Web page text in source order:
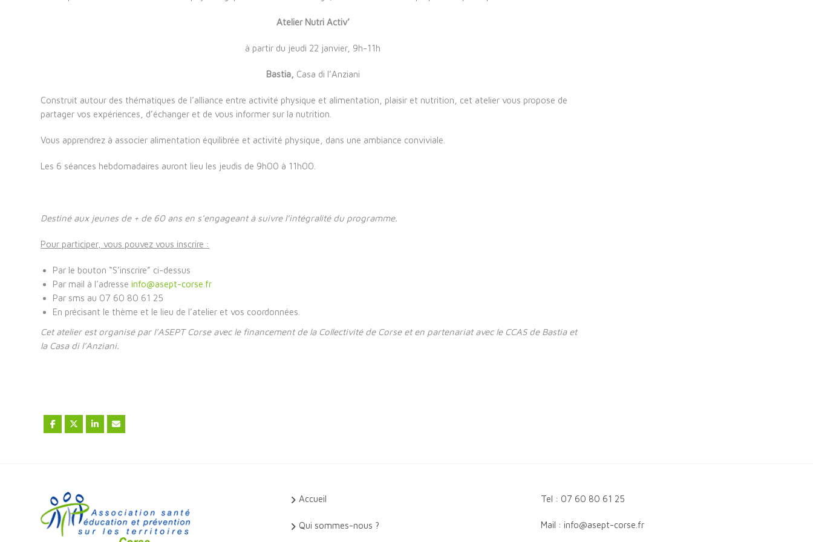
Atelier Nutri Activ’
à partir du jeudi 22 janvier, 9h-11h
Bastia, Casa di l’Anziani
Construit autour des thématiques de l’alliance entre activité physique et alimentation, plaisir et nutrition, cet atelier vous propose de
partager vos expériences, d’échanger et de vous informer sur la nutrition.
Vous apprendrez à associer alimentation équilibrée et activité physique, dans une ambiance conviviale.
Les 6 séances hebdomadaires auront lieu les jeudis de 9h00 à 11h00.
Destiné aux jeunes de + de 60 ans en s’engageant à suivre l’intégralité du programme.
Pour participer, vous pouvez vous inscrire :
Par le bouton “S’inscrire” ci-dessus
Par mail à l’adresse info@asept-corse.fr
Par sms au 07 60 80 61 25
En précisant le thème et le lieu de l’atelier et vos coordonnées.
Cet atelier est organisé par l’ASEPT Corse avec le financement de la Collectivité de Corse et en partenariat avec le CCAS de Bastia et
la Casa di l’Anziani.
Accueil
Qui sommes-nous ?
Tel : 07 60 80 61 25
Mail : info@asept-corse.fr